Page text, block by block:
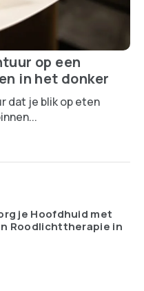
op een
in het donker
dat je blik op eten
je Hoofdhuid met
Roodlichttherapie in